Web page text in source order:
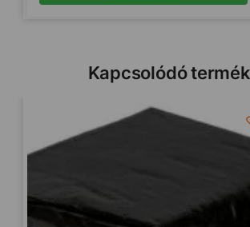
Kapcsolódó